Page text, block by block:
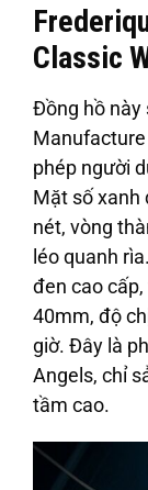
Classic
Đồng hồ này
phép người
Mặt số xanh
nét, vòng
léo quanh
đen cao
40mm, độ
giờ. Đây là
Angels, chỉ
tầm cao.